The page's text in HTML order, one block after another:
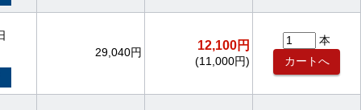
29,040円
12,100円
(11,000円)
本